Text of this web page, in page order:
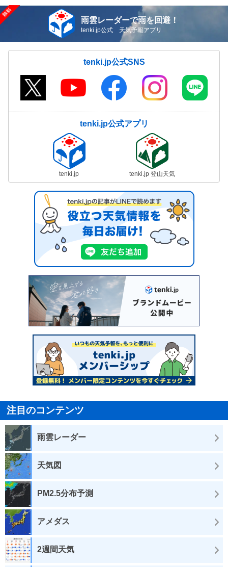
雨雲レーダーで雨を回避！
tenki.jp公式 天気予報アプリ
tenki.jp公式SNS
tenki.jp公式アプリ
tenki.jp tenki.jp 登山天気
注目のコンテンツ
雨雲レーダー
天気図
PM2.5分布予測
アメダス
2週間天気